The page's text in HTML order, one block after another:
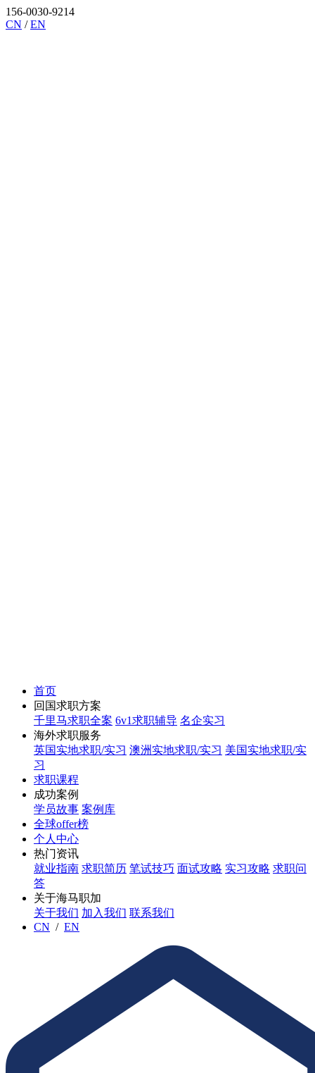
156-0030-9214
CN /EN
首页
回国求职方案
千里马求职全案 6v1求职辅导 名企实习
海外求职服务
英国实地求职/实习 澳洲实地求职/实习 美国实地求职/实
习
求职课程
成功案例
学员故事 案例库
全球offer榜
个人中心
热门资讯
就业指南 求职简历 笔试技巧 面试攻略 实习攻略 求职问
答
关于海马职加
关于我们 加入我们 联系我们
CN / EN